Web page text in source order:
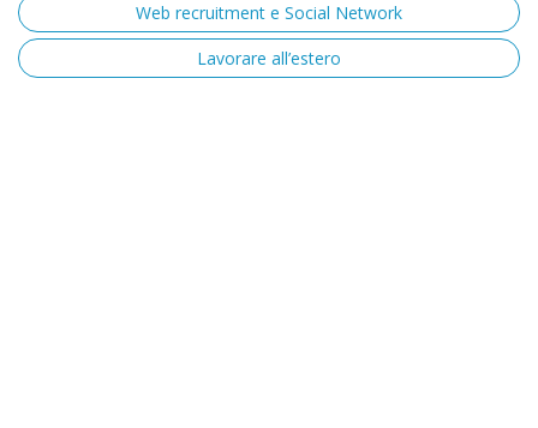
Web recruitment e Social Network
Lavorare all’estero